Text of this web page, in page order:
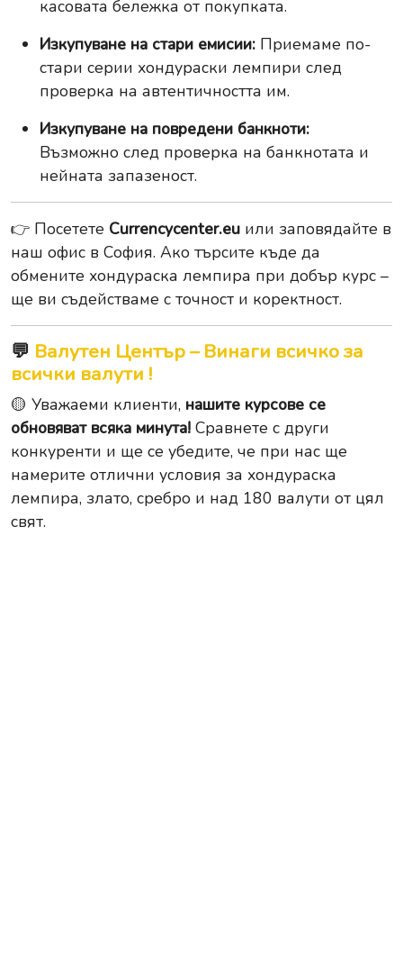
касовата бележка от покупката.
Изкупуване на стари емисии: Приемаме по-
стари серии хондураски лемпири след
проверка на автентичността им.
Изкупуване на повредени банкноти:
Възможно след проверка на банкнотата и
нейната запазеност.
👉 Посетете Currencycenter.eu или заповядайте в
наш офис в София. Ако търсите къде да
обмените хондураска лемпира при добър курс –
ще ви съдействаме с точност и коректност.
💬 Валутен Център – Винаги всичко за
всички валути !
🟡 Уважаеми клиенти, нашите курсове се
обновяват всяка минута! Сравнете с други
конкуренти и ще се убедите, че при нас ще
намерите отлични условия за хондураска
лемпира, злато, сребро и над 180 валути от цял
свят.